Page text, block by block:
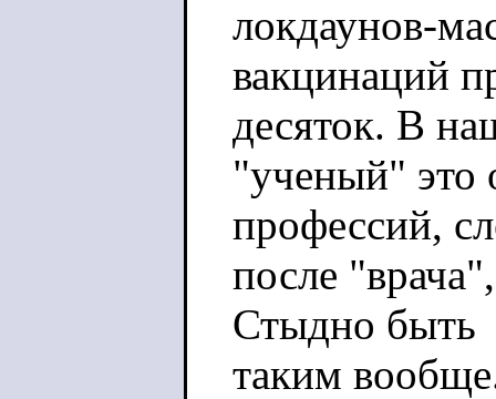
локдаунов-
вакцинаций
десяток. В
"ученый" это
профессий,
после
Стыдно быть
таким